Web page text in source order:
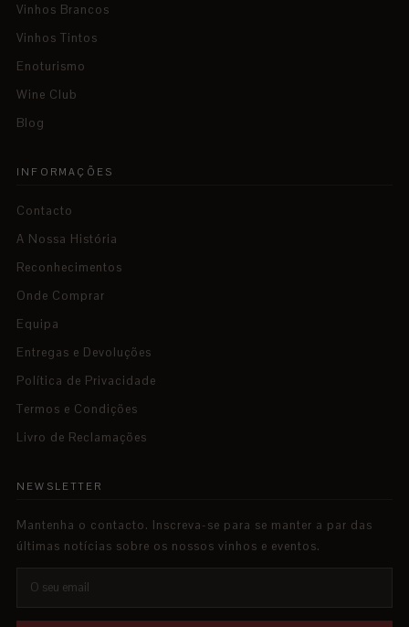
Vinhos Brancos
Vinhos Tintos
Enoturismo
Wine Club
Blog
INFORMAÇÕES
Contacto
A Nossa História
Reconhecimentos
Onde Comprar
Equipa
Entregas e Devoluções
Política de Privacidade
Termos e Condições
Livro de Reclamações
NEWSLETTER
Mantenha o contacto. Inscreva-se para se manter a par das
últimas notícias sobre os nossos vinhos e eventos.